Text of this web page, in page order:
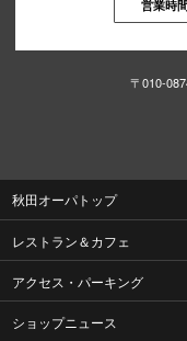
営業時
〒010-
秋田オーパトップ
レストラン＆カフェ
アクセス・パーキング
ショップニュース